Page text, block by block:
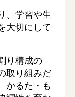
、学習や生
大切にして
り構成の
取り組みだ
かるた・も